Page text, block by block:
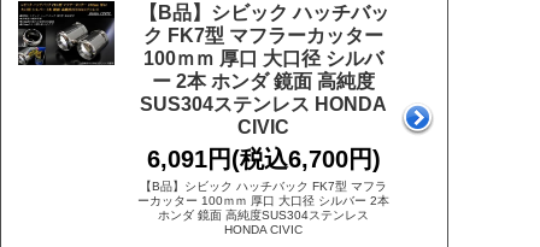
【B品】シビック ハッチバッ
ク FK7型 マフラーカッター
100ｍｍ 厚口 大口径 シルバ
ー 2本 ホンダ 鏡面 高純度
SUS304ステンレス HONDA
CIVIC
6,091円(税込6,700円)
【B品】シビック ハッチバック FK7型 マフラ
ーカッター 100ｍｍ 厚口 大口径 シルバー 2本
ホンダ 鏡面 高純度SUS304ステンレス
HONDA CIVIC